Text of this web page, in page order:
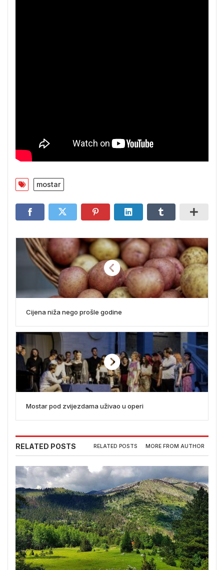
mostar
Cijena niža nego prošle godine
Mostar pod zvijezdama uživao u operi
RELATED POSTS RELATED POSTS MORE FROM AUTHOR